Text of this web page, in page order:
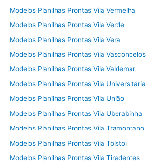
Modelos Planilhas Prontas Vila Vermelha
Modelos Planilhas Prontas Vila Verde
Modelos Planilhas Prontas Vila Vera
Modelos Planilhas Prontas Vila Vasconcelos
Modelos Planilhas Prontas Vila Valdemar
Modelos Planilhas Prontas Vila Universitária
Modelos Planilhas Prontas Vila União
Modelos Planilhas Prontas Vila Uberabinha
Modelos Planilhas Prontas Vila Tramontano
Modelos Planilhas Prontas Vila Tolstoi
Modelos Planilhas Prontas Vila Tiradentes